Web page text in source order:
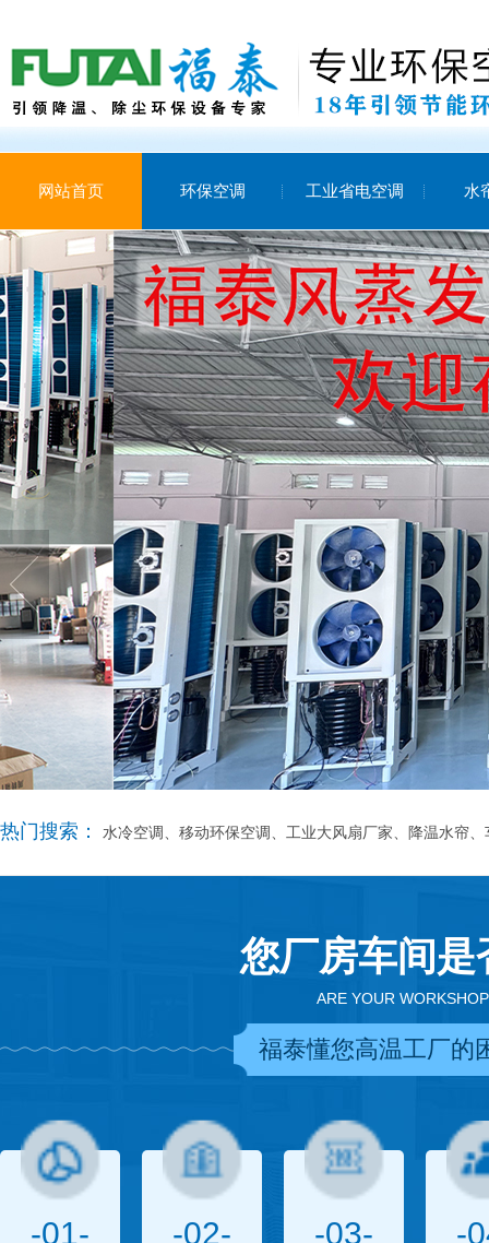
网站首页 环保空调 工业省电空调 水
热门搜索： 水冷空调、移动环保空调、工业大风扇厂家、降温水帘
您厂房车间
ARE YOUR
福泰懂您高温工厂的
-01- -02- -03- -